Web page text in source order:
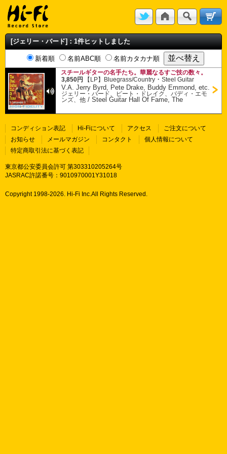
[ジェリー・バード]：1件ヒットしました
新着順 名前ABC順 名前カタカナ順
スチールギターの名手たち。華麗なるすご技の数々。
3,850円
【LP】 Bluegrass/Country ・Steel Guitar
V.A. Jerry Byrd, Pete Drake, Buddy Emmond, etc.
ジェリー・バード、ピート・ドレイク、バディ・エモ
ンズ、他 /Steel Guitar Hall Of Fame, The
コンディション表記 Hi-Fiについて アクセス
ご注文について
お知らせ
メールマガジン コンタクト
個人情報について
特定商取引法に基づく表記
東京都公安委員会許可 第303310205264号
JASRAC許諾番号：9010970001Y31018
Copyright 1998-2026. Hi-Fi Inc.All Rights Reserved.